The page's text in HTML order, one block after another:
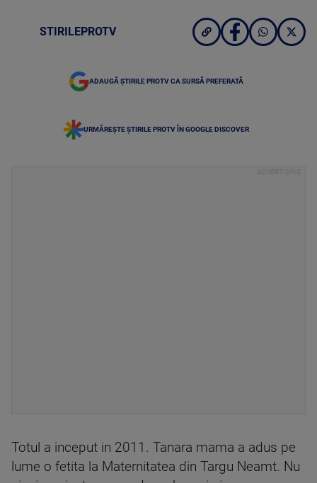
STIRILEPROTV
ADAUGĂ ȘTIRILE PROTV CA SURSĂ PREFERATĂ
URMĂREȘTE ȘTIRILE PROTV ÎN GOOGLE DISCOVER
Totul a inceput in 2011. Tanara mama a adus pe
lume o fetita la Maternitatea din Targu Neamt. Nu